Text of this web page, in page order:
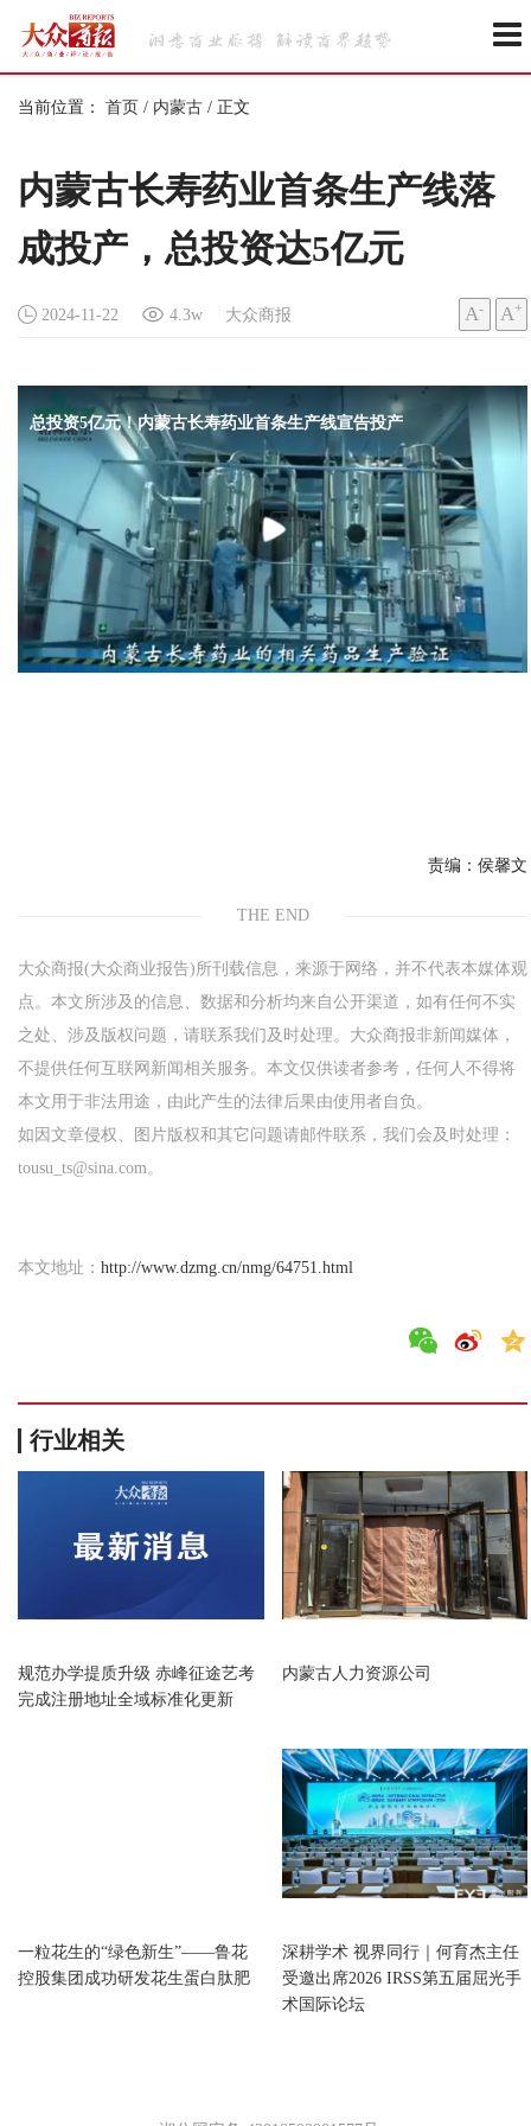
当前位置： 首页 / 内蒙古 / 正文
内蒙古长寿药业首条生产线落
成投产，总投资达5亿元
2024-11-22 4.3w 大众商报 A- A+
责编： 侯馨文
THE END
大众商报(大众商业报告)所刊载信息，来源于网络，并不代表本媒体观
点。本文所涉及的信息、数据和分析均来自公开渠道，如有任何不实
之处、涉及版权问题，请联系我们及时处理。大众商报非新闻媒体，
不提供任何互联网新闻相关服务。本文仅供读者参考，任何人不得将
本文用于非法用途，由此产生的法律后果由使用者自负。
如因文章侵权、图片版权和其它问题请邮件联系，我们会及时处理：
tousu_ts@sina.com。
本文地址： http://www.dzmg.cn/nmg/64751.html
行业相关
规范办学提质升级 赤峰征途艺考
完成注册地址全域标准化更新
内蒙古人力资源公司
一粒花生的“绿色新生”——鲁花
控股集团成功研发花生蛋白肽肥
深耕学术 视界同行｜何育杰主任
受邀出席2026 IRSS第五届屈光手
术国际论坛